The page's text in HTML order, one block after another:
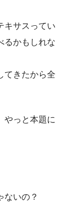
キサスってい
るかもしれな
てきたから全
やっと本題に
ないの？